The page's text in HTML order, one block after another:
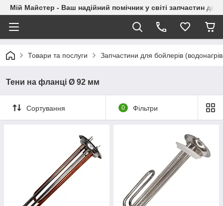
Мій Майстер - Ваш надійний помічник у світі запчастин до
Товари та послуги Запчастини для бойлерів
Тени на фланці Ø 92 мм
Сортування 0 Фільтри